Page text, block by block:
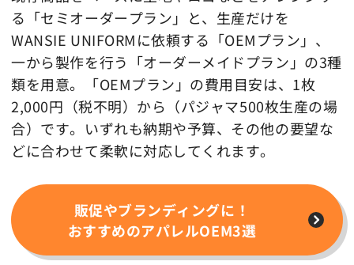
る「セミオーダープラン」と、生産だけを
WANSIE UNIFORMに依頼する「OEMプラン」、
一から製作を行う「オーダーメイドプラン」の3種
類を用意。「OEMプラン」の費用目安は、1枚
2,000円（税不明）から（パジャマ500枚生産の場
合）です。いずれも納期や予算、その他の要望な
どに合わせて柔軟に対応してくれます。
販促やブランディングに！
おすすめのアパレルOEM3選